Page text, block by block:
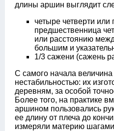
длины аршин выглядит
четыре четверти или
предшественница
или расстоянию
большим и
1/3 сажени (сажень
С самого начала
нестабильностью: их
деревням, за особой
Более того, на практике
аршином пользовались
ее длину от плеча до
измеряли материю